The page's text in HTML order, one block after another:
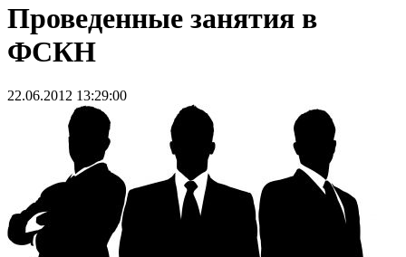
Проведенные занятия в
ФСКН
22.06.2012 13:29:00